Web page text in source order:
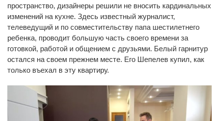
пространство, дизайнеры решили не вносить кардинальных
изменений на кухне. Здесь известный журналист,
телеведущий и по совместительству папа шестилетнего
ребенка, проводит большую часть своего времени за
готовкой, работой и общением с друзьями. Белый гарнитур
остался на своем прежнем месте. Его Шепелев купил, как
только въехал в эту квартиру.